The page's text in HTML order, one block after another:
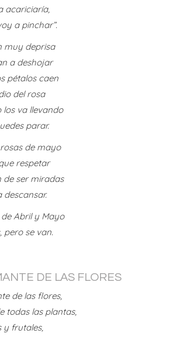
acariciaría,
a pinchar”.
muy deprisa
a deshojar
pétalos caen
del rosa
los va llevando
parar.
de mayo
respetar
de ser miradas
descansar.
Abril y Mayo
pero se van.
DE LAS FLORES
de las flores,
todas las plantas,
y frutales,